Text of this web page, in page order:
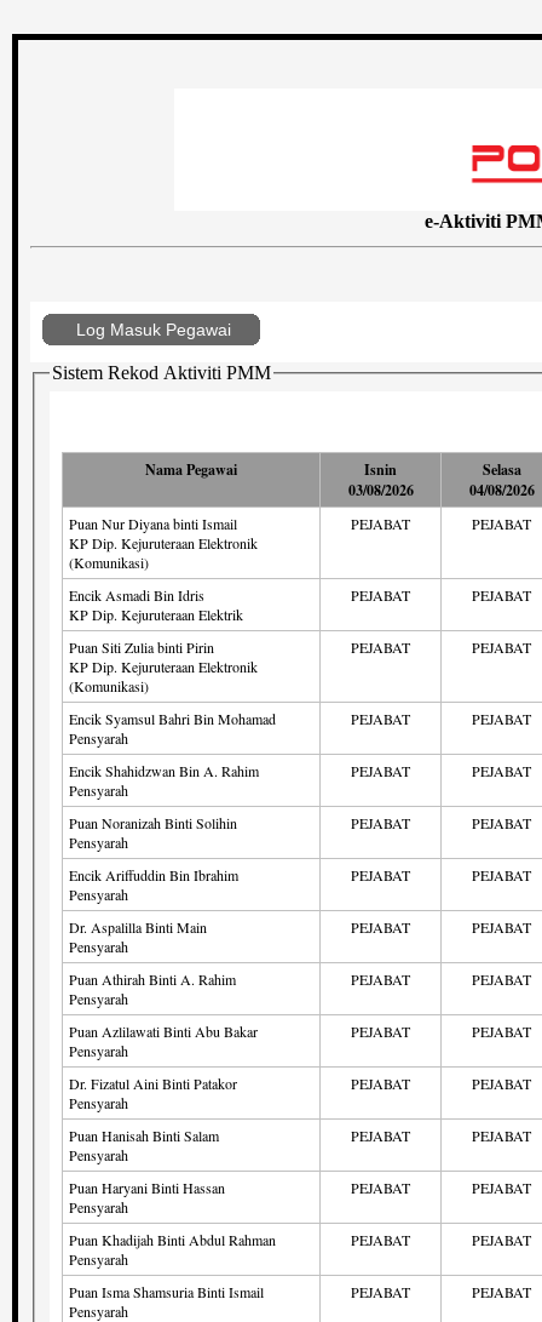
e-Aktiviti
Log Masuk Pegawai
Sistem Rekod Aktiviti PMM
Nama Pegawai
Isnin
03/08/2026
Selasa
04/08/2026
Puan Nur Diyana binti Ismail
KP Dip. Kejuruteraan Elektronik
(Komunikasi)
PEJABAT PEJABAT
Encik Asmadi Bin Idris
KP Dip. Kejuruteraan Elektrik
PEJABAT PEJABAT
Puan Siti Zulia binti Pirin
KP Dip. Kejuruteraan Elektronik
(Komunikasi)
PEJABAT PEJABAT
Encik Syamsul Bahri Bin Mohamad
Pensyarah
PEJABAT PEJABAT
Encik Shahidzwan Bin A. Rahim
Pensyarah
PEJABAT PEJABAT
Puan Noranizah Binti Solihin
Pensyarah
PEJABAT PEJABAT
Encik Ariffuddin Bin Ibrahim
Pensyarah
PEJABAT PEJABAT
Dr. Aspalilla Binti Main
Pensyarah
PEJABAT PEJABAT
Puan Athirah Binti A. Rahim
Pensyarah
PEJABAT PEJABAT
Puan Azlilawati Binti Abu Bakar
Pensyarah
PEJABAT PEJABAT
Dr. Fizatul Aini Binti Patakor
Pensyarah
PEJABAT PEJABAT
Puan Hanisah Binti Salam
Pensyarah
PEJABAT PEJABAT
Puan Haryani Binti Hassan
Pensyarah
PEJABAT PEJABAT
Puan Khadijah Binti Abdul Rahman
Pensyarah
PEJABAT PEJABAT
Puan Isma Shamsuria Binti Ismail
Pensyarah
PEJABAT PEJABAT